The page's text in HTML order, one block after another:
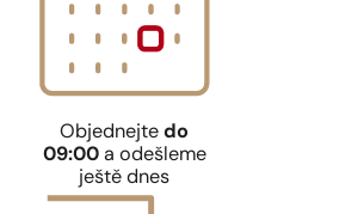
Objednejtedo
09:00a odešleme
ještě dnes